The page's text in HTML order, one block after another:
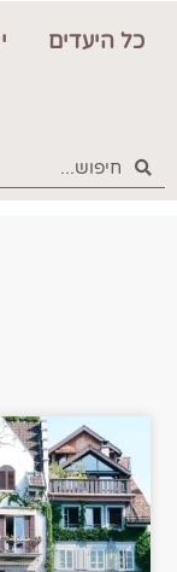
כל היעדים